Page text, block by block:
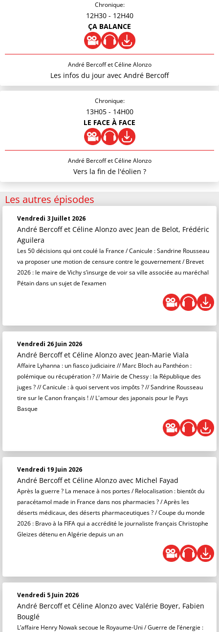
Chronique:
12H30 - 12H40
ÇA BALANCE
André Bercoff et Céline Alonzo
Les infos du jour avec André Bercoff
Chronique:
13H05 - 14H00
LE FACE À FACE
André Bercoff et Céline Alonzo
Vers la fin de l'éolien ?
Les autres épisodes
Vendredi 3 Juillet 2026
André Bercoff et Céline Alonzo avec Jean de Belot, Frédéric
Aguilera
Les 50 décisions qui ont coulé la France / Canicule : Sandrine Rousseau
va proposer une motion de censure contre le gouvernement / Brevet
2026 : le maire de Vichy s’insurge de voir sa ville associée au maréchal
Pétain dans un sujet de l’examen
Vendredi 26 Juin 2026
André Bercoff et Céline Alonzo avec Jean-Marie Viala
Affaire Lyhanna : un fiasco judiciaire // Marc Bloch au Panthéon :
polémique ou récupération ? // Mairie de Chessy : la République des
juges ? // Canicule : à quoi servent vos impôts ? // Sandrine Rousseau
tire sur le Canon français ! // L'amour des japonais pour le Pays
Basque
Vendredi 19 Juin 2026
André Bercoff et Céline Alonzo avec Michel Fayad
Après la guerre ? La menace à nos portes / Relocalisation : bientôt du
paracétamol made in France dans nos pharmacies ? / Après les
déserts médicaux, des déserts pharmaceutiques ? / Coupe du monde
2026 : Bravo à la FIFA qui a accrédité le journaliste français Christophe
Gleizes détenu en Algérie depuis un an
Vendredi 5 Juin 2026
André Bercoff et Céline Alonzo avec Valérie Boyer, Fabien
Bouglé
L’affaire Henry Nowak secoue le Royaume-Uni / Guerre de l’énergie :